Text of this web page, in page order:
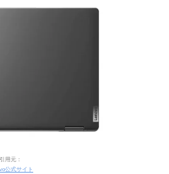
引用元：
公式サイト